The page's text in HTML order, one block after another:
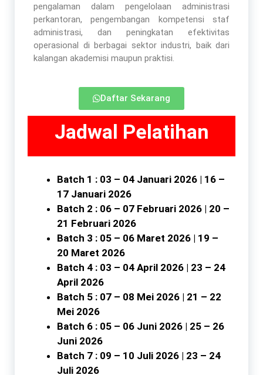
pengalaman dalam pengelolaan administrasi
perkantoran, pengembangan kompetensi staf
administrasi, dan peningkatan efektivitas
operasional di berbagai sektor industri, baik dari
kalangan akademisi maupun praktisi.
Daftar Sekarang
Jadwal Pelatihan
Batch 1 : 03 – 04 Januari 2026 | 16 –
17 Januari 2026
Batch 2 : 06 – 07 Februari 2026 | 20 –
21 Februari 2026
Batch 3 : 05 – 06 Maret 2026 | 19 –
20 Maret 2026
Batch 4 : 03 – 04 April 2026 | 23 – 24
April 2026
Batch 5 : 07 – 08 Mei 2026 | 21 – 22
Mei 2026
Batch 6 : 05 – 06 Juni 2026 | 25 – 26
Juni 2026
Batch 7 : 09 – 10 Juli 2026 | 23 – 24
Juli 2026